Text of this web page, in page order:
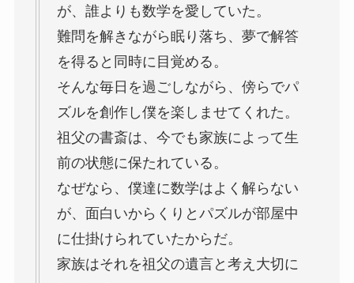
が、誰よりも数学を愛していた。
難問を解きながら眠り落ち、夢で解答
を得ると同時に目覚める。
そんな毎日を過ごしながら、傍らでパ
ズルを創作し僕を楽しませてくれた。
祖父の書斎は、今でも家族によって生
前の状態に保たれている。
なぜなら、僕達に数学はよく解らない
が、面白いからくりとパズルが部屋中
に仕掛けられていたからだ。
家族はそれを祖父の遺言と考え大切に